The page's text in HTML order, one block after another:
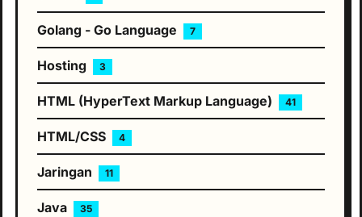
Golang - Go Language 7
Hosting 3
HTML (HyperText Markup Language) 41
HTML/CSS 4
Jaringan 11
Java 35